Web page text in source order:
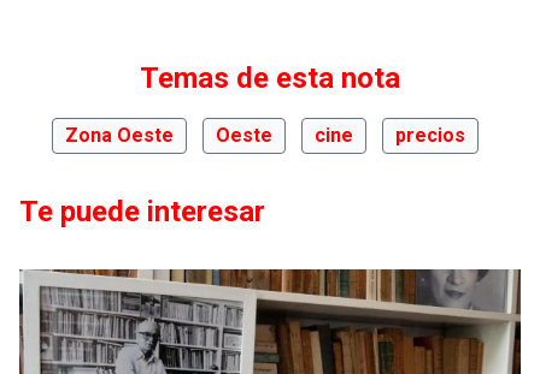
Temas de esta nota
Zona Oeste Oeste cine precios
Te puede interesar